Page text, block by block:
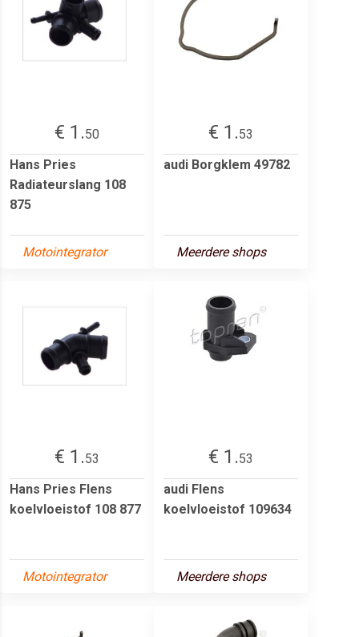
€ 1.50
Hans Pries
Radiateurslang 108
875
Motointegrator
€ 1.53
audi Borgklem 49782
Meerdere shops
€ 1.53
Hans Pries Flens
koelvloeistof 108 877
Motointegrator
€ 1.53
audi Flens
koelvloeistof 109634
Meerdere shops